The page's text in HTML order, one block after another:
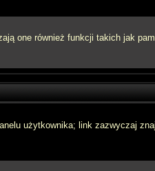
one również funkcji takich jak
użytkownika; link zazwyczaj